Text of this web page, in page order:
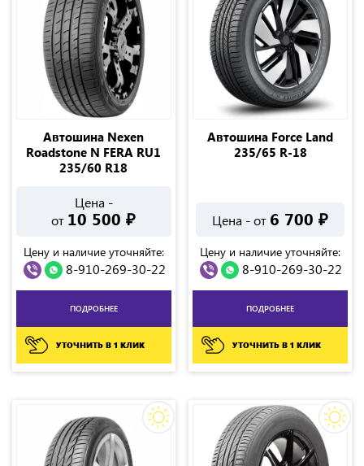
Автошина Nexen
Roadstone N FERA RU1
235/60 R18
Цена -
от 10 500 ₽
Цену и наличие уточняйте:
8-910-269-30-22
ПОДРОБНЕЕ
УТОЧНИТЬ В 1 КЛИК
Автошина Force Land
235/65 R-18
Цена - от 6 700 ₽
Цену и наличие уточняйте:
8-910-269-30-22
ПОДРОБНЕЕ
УТОЧНИТЬ В 1 КЛИК